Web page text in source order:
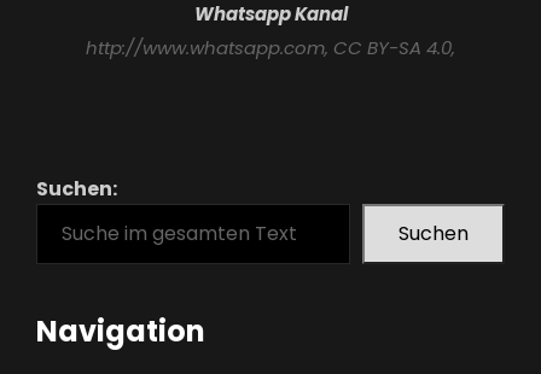
Whatsapp Kanal
http://www.whatsapp.com, CC BY-SA 4.0,
Suchen:
Suchen
Navigation